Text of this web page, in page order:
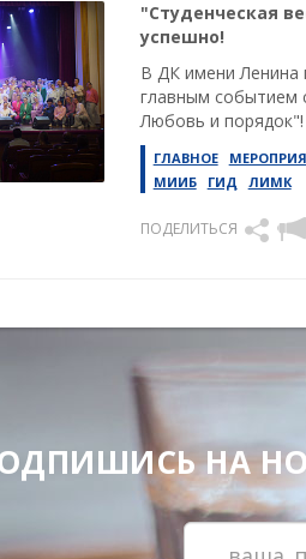
"Студенческая
успешно!
В ДК имени Ленина
главным событием
Любовь и порядок"!
ГЛАВНОЕ
МИИБ
ГИД ЛИМК
ПОДЕЛИТЬСЯ
НА